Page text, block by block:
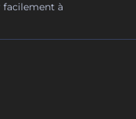
facilement à